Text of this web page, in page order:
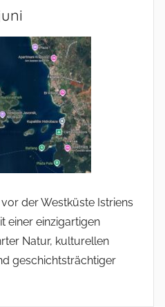
der Westküste Istriens
einer einzigartigen
Natur, kulturellen
geschichtsträchtiger